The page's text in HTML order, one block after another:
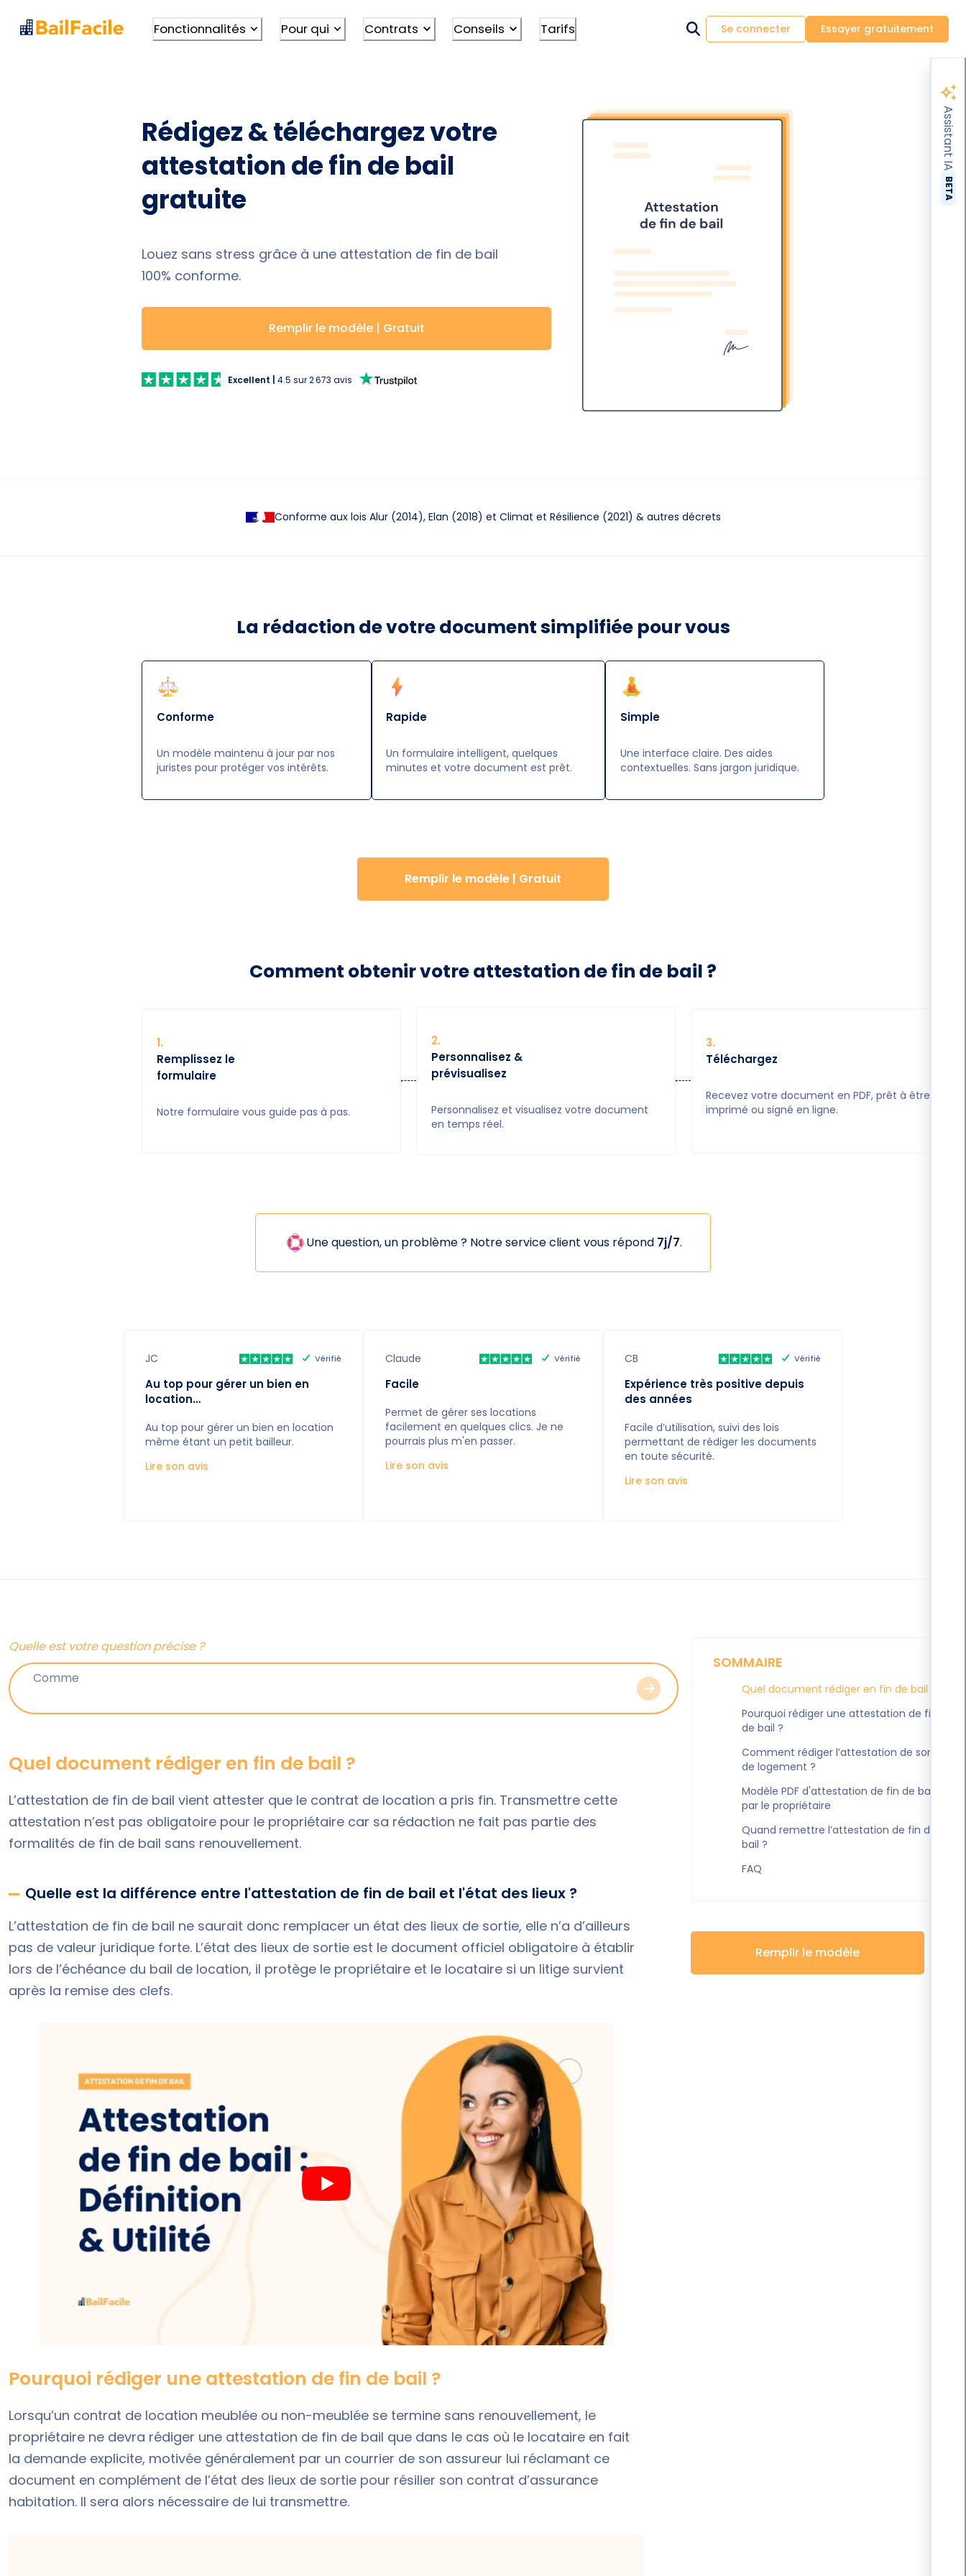
Assistant IA
BETA
Fonctionnalités Pour qui Contrats Conseils Tarifs Se connecter Essayer gratuitement
Rédigez & téléchargez votre
attestation de fin de bail
gratuite
Louez sans stress grâce à une attestation de fin de bail
100% conforme.
Remplir le modèle | Gratuit
Excellent 4.5 sur2 673 avis
Conforme aux lois Alur (2014), Elan (2018) et Climat et Résilience (2021) & autres décrets
La rédaction de votre document simplifiée pour vous
Conforme
Un modèle maintenu à jour par nos
juristes pour protéger vos intérêts.
Rapide
Un formulaire intelligent, quelques
minutes et votre document est prêt.
Simple
Une interface claire. Des aides
contextuelles. Sans jargon juridique.
Remplir le modèle | Gratuit
Comment obtenir votre attestation de fin de bail ?
1.
Remplissez le
formulaire
Notre formulaire vous guide pas à pas.
2.
Personnalisez &
prévisualisez
Personnalisez et visualisez votre document
en temps réel.
3.
Téléchargez
Recevez votre document en PDF, prêt à être
imprimé ou signé en ligne.
Une question, un problème ? Notre service client vous répond 7j/7.
JC Vérifié
Au top pour gérer un bien en
location…
Au top pour gérer un bien en location
même étant un petit bailleur.
Lire son avis
Claude Vérifié
Facile
Permet de gérer ses locations
facilement en quelques clics. Je ne
pourrais plus m'en passer.
Lire son avis
CB Vérifié
Expérience très positive depuis
des années
Facile d’utilisation, suivi des lois
permettant de rédiger les documents
en toute sécurité.
Lire son avis
Quelle est votre question précise ?
Quel document rédiger en fin de bail ?
L’attestation de fin de bail vient attester que le contrat de location a pris fin. Transmettre cette
attestation n’est pas obligatoire pour le propriétaire car sa rédaction ne fait pas partie des
formalités de fin de bail sans renouvellement.
Quelle est la différence entre l'attestation de fin de bail et l'état des lieux ?
L’attestation de fin de bail ne saurait donc remplacer un état des lieux de sortie, elle n’a d’ailleurs
pas de valeur juridique forte. L’état des lieux de sortie est le document officiel obligatoire à établir
lors de l’échéance du bail de location, il protège le propriétaire et le locataire si un litige survient
après la remise des clefs.
Pourquoi rédiger une attestation de fin de bail ?
Lorsqu’un contrat de location meublée ou non-meublée se termine sans renouvellement, le
propriétaire ne devra rédiger une attestation de fin de bail que dans le cas où le locataire en fait
la demande explicite, motivée généralement par un courrier de son assureur lui réclamant ce
document en complément de l’état des lieux de sortie pour résilier son contrat d’assurance
habitation. Il sera alors nécessaire de lui transmettre.
SOMMAIRE
Quel document rédiger en fin de bail ?
Pourquoi rédiger une attestation de fin
de bail ?
Comment rédiger l’attestation de sortie
de logement ?
Modèle PDF d'attestation de fin de bail
par le propriétaire
Quand remettre l’attestation de fin de
bail ?
FAQ
Remplir le modèle